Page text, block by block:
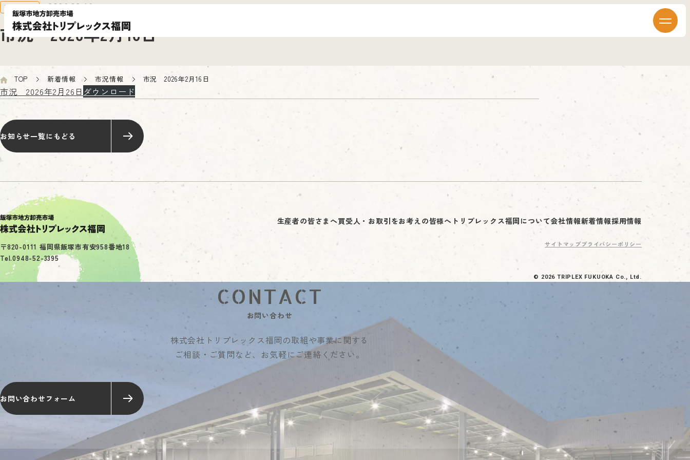
市況 2026年2月16日
市況情報 2026.02.16
TOP 新着情報 市況情報 市況 2026年2月16日
市況 2026年2月26日 ダウンロード
お知らせ一覧にもどる
〒820-0111 福岡県飯塚市有安958番地18
Tel.0948-52-3395
生産者の皆さまへ買受人・お取引をお考えの皆様へ トリプレックス福岡について会社情報新着情報採用情報
サイトマッププライバシーポリシー
© 2026 TRIPLEX FUKUOKA Co., Ltd.
お問い合わせ
株式会社トリプレックス福岡の取組や事業に関する
ご相談・ご質問など、 お気軽にご連絡ください。
お問い合わせフォーム